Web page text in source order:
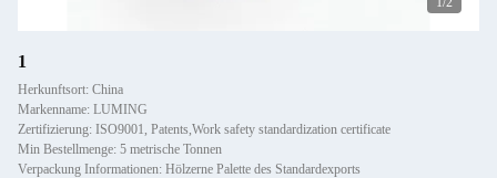
1
Herkunftsort: China
Markenname: LUMING
Zertifizierung: ISO9001, Patents,Work safety standardization certificate
Min Bestellmenge: 5 metrische Tonnen
Verpackung Informationen: Hölzerne Palette des Standardexports